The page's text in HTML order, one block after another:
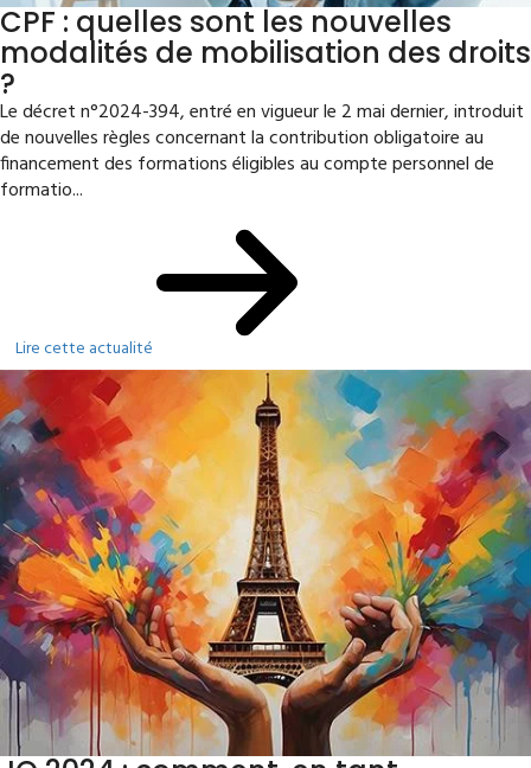
CPF : quelles sont les nouvelles
modalités de mobilisation des droits
?
Le décret n°2024-394, entré en vigueur le 2 mai dernier, introduit
de nouvelles règles concernant la contribution obligatoire au
financement des formations éligibles au compte personnel de
formatio...
Lire cette actualité